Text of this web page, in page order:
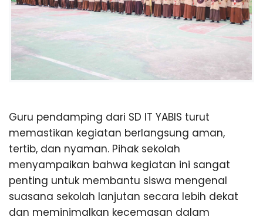
Guru pendamping dari SD IT YABIS turut
memastikan kegiatan berlangsung aman,
tertib, dan nyaman. Pihak sekolah
menyampaikan bahwa kegiatan ini sangat
penting untuk membantu siswa mengenal
suasana sekolah lanjutan secara lebih dekat
dan meminimalkan kecemasan dalam